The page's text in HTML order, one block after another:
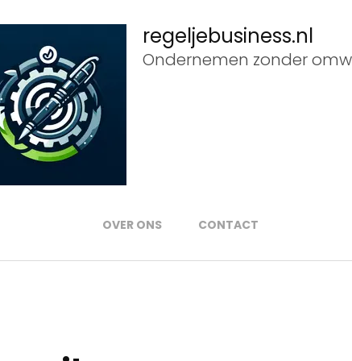
regeljebusiness.nl
Ondernemen zonder
OVER ONS CONTACT